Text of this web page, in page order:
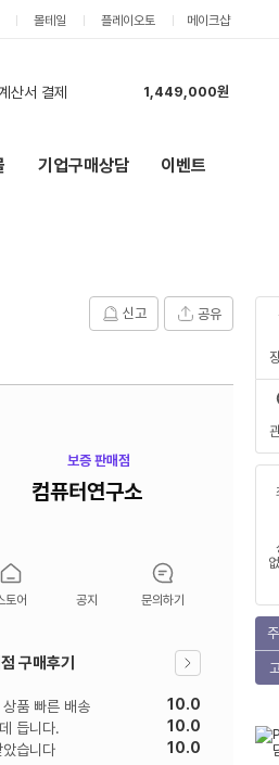
몰테일 플레이오토 메이크샵
4,325,000원
젠 pc 견적부탁드립니다.
1,478,000원
1,654,000원
기업구매상담 이벤트
신고 공유
보증 판매점
컴퓨터연구소
토어 공지 문의하기
구매후기
상품 빠른 배송
10.0
듭니다.
10.0
았습니다
10.0